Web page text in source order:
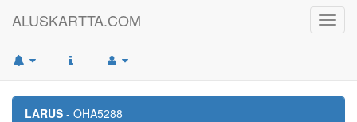
ALUSKARTTA.COM
LARUS - OHA5288